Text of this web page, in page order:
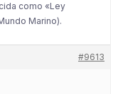
como «Ley
Marino).
#9613